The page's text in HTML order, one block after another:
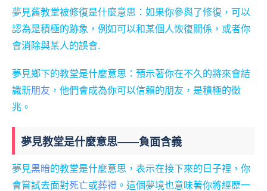
夢見舊教堂被修復是什麼意思：如果你參與了修復，可以
認為是積極的跡象，例如可以和某個人恢復關係，或者你
會消除與某人的誤會.
夢見鄉下的教堂是什麼意思：預示著你在不久的將來會結
識新朋友 ，他們會成為你可以信賴的朋友，是積極的徵
兆。
夢見教堂是什麼意思——負面含義
夢見黑暗的教堂是什麼意思，表示在接下來的日子裡，你
會嘗試去面對死亡或葬禮 。這個夢境也意味著你將經歷一